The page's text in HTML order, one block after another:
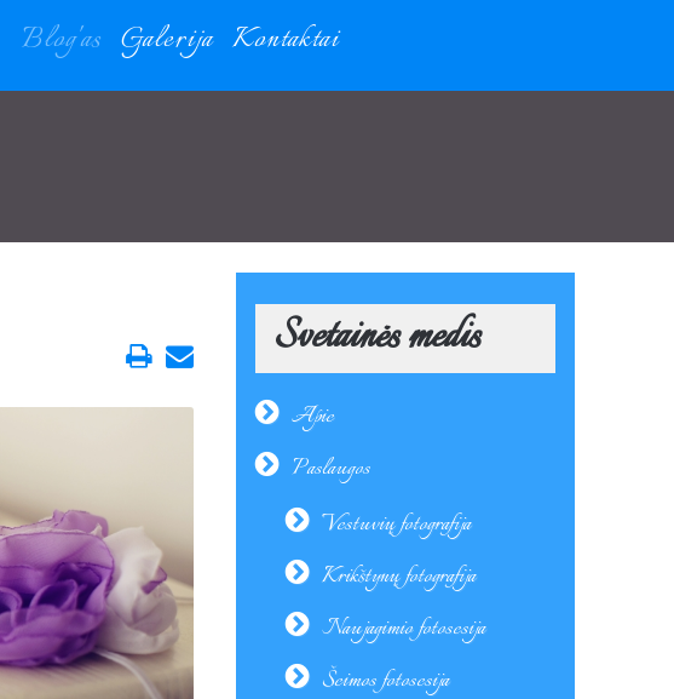
Blog'as Galerija Kontaktai
Svetainės medis
Apie
Paslaugos
Vestuvių fotografija
Krikštynų fotografija
Naujagimio fotosesija
Šeimos fotosesija